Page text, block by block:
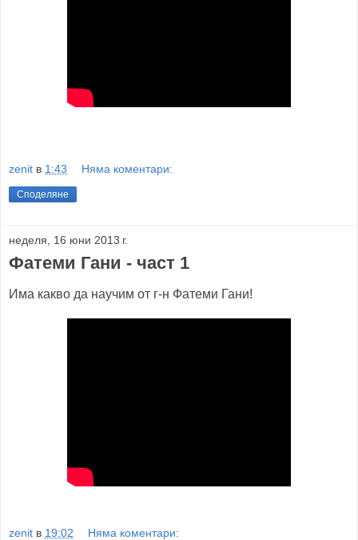
zenit в 1:43 Няма коментари:
Споделяне
неделя, 16 юни 2013 г.
Фатеми Гани - част 1
Има какво да научим от г-н Фатеми Гани!
zenit в 19:02 Няма коментари: